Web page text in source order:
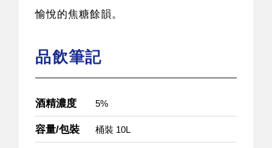
愉悅的焦糖餘韻。
品飲筆記
酒精濃度 5%
容量/包裝 桶裝 10L